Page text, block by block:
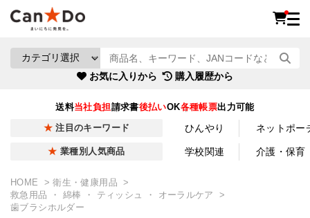
お気に入りから 購入履歴から
送料当社負担請求書後払いOK各種帳票出力可能
注目のキーワード ひんやり ネットポー
業種別人気商品 学校関連 介護・保育
HOME
衛生・健康用品
救急用品 ・ 綿棒 ・ ティッシュ ・ オーラルケア
歯ブラシホルダー